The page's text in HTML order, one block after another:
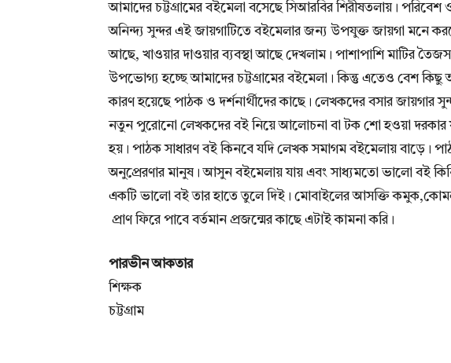
আমাদের চট্টগ্রামের বইমেলা বসেছে সিআরবির শিরীষতলায়। পরিবেশ ও
অনিন্দ্য সুন্দর এই জায়গাটিতে বইমেলার জন্য উপযুক্ত জায়গা মনে
আছে, খাওয়ার দাওয়ার ব্যবস্থা আছে দেখলাম। পাশাপাশি মাটির
উপভোগ্য হচ্ছে আমাদের চট্টগ্রামের বইমেলা। কিন্তু এতেও বেশ কিছু
কারণ হয়েছে পাঠক ও দর্শনার্থীদের কাছে। লেখকদের বসার জায়গার
নতুন পুরোনো লেখকদের বই নিয়ে আলোচনা বা টক শো হওয়া দরকার
হয়। পাঠক সাধারণ বই কিনবে যদি লেখক সমাগম বইমেলায় বাড়ে।
অনুপ্রেরণার মানুষ। আসুন বইমেলায় যায় এবং সাধ্যমতো ভালো বই
একটি ভালো বই তার হাতে তুলে দিই। মোবাইলের আসক্তি কমুক,কোমল
প্রাণ ফিরে পাবে বর্তমান প্রজন্মের কাছে এটাই কামনা করি।
পারভীন আকতার
শিক্ষক
চট্টগ্রাম